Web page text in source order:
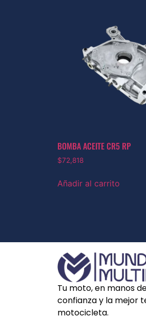
BOMBA ACEITE CR5 RP
$72,818
Añadir al carrito
Tu moto, en manos
confianza y la mejor
motocicleta.